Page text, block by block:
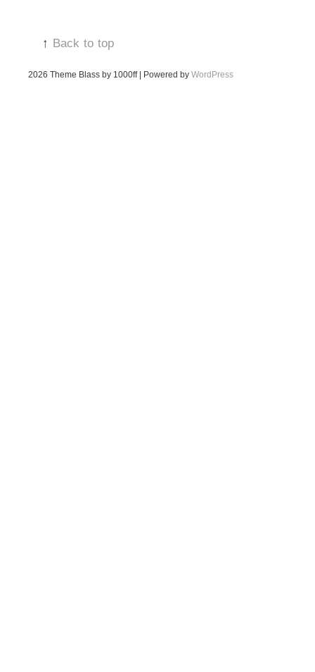
↑ Back to top
2026 Theme Blass by 1000ff | Powered by WordPress